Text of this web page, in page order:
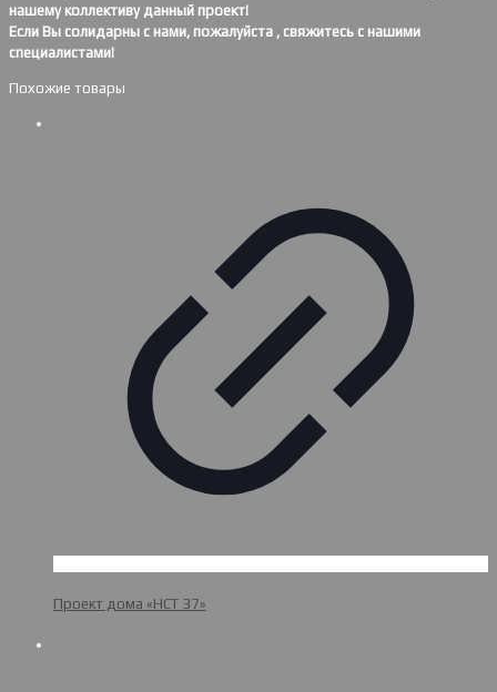
нашему коллективу данный проект!
Если Вы солидарны с нами, пожалуйста , свяжитесь с нашими
специалистами!
Похожие товары
Проект дома «НСТ 37»